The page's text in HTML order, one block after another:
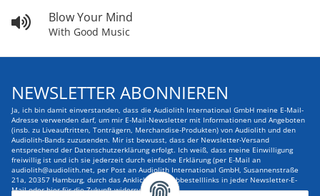
Blow Your Mind
With Good Music
NEWSLETTER ABONNIEREN
Ja, ich bin damit einverstanden, dass die Audiolith International GmbH meine E-Mail-
Adresse verwenden darf, um mir E-Mail-Newsletter mit Informationen und Angeboten
(insb. zu Liveauftritten, Tonträgern, Merchandise-Produkten) von Audiolith und den
Audiolith-Bands zuzusenden. Mir ist bewusst, dass der Newsletter-Versand
entsprechend der Datenschutzerklärung erfolgt. Ich weiß, dass meine Einwilligung
freiwillig ist und ich sie jederzeit durch einfache Erklärung (per E-Mail an
audiolith@audiolith.net, per Post an Audiolith International GmbH, Susannenstraße
21a, 20357 Hamburg, durch das Anklicken des Abbestelllinks in jeder Newsletter-E-
Mail oder hier für die Zukunft widerrufen kann.